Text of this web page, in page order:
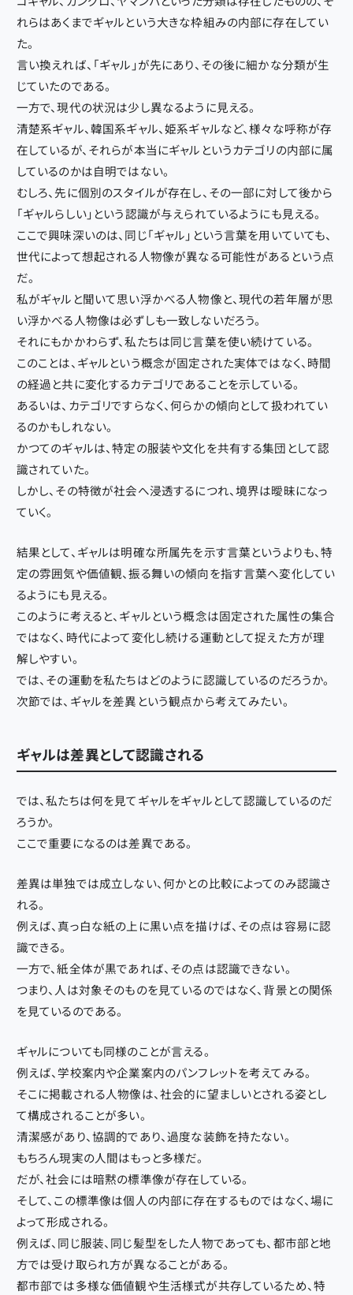
れらはあくまでギャルという大きな枠組みの内部に存在してい
た。
言い換えれば、「ギャル」が先にあり、その後に細かな分類が生
じていたのである。
一方で、現代の状況は少し異なるように見える。
清楚系ギャル、韓国系ギャル、姫系ギャルなど、様々な呼称が存
在しているが、それらが本当にギャルというカテゴリの内部に属
しているのかは自明ではない。
むしろ、先に個別のスタイルが存在し、その一部に対して後から
「ギャルらしい」という認識が与えられているようにも見える。
ここで興味深いのは、同じ「ギャル」という言葉を用いていても、
世代によって想起される人物像が異なる可能性があるという点
だ。
私がギャルと聞いて思い浮かべる人物像と、現代の若年層が思
い浮かべる人物像は必ずしも一致しないだろう。
それにもかかわらず、私たちは同じ言葉を使い続けている。
このことは、ギャルという概念が固定された実体ではなく、時間
の経過と共に変化するカテゴリであることを示している。
あるいは、カテゴリですらなく、何らかの傾向として扱われてい
るのかもしれない。
かつてのギャルは、特定の服装や文化を共有する集団として認
識されていた。
しかし、その特徴が社会へ浸透するにつれ、境界は曖昧になっ
ていく。
結果として、ギャルは明確な所属先を示す言葉というよりも、特
定の雰囲気や価値観、振る舞いの傾向を指す言葉へ変化してい
るようにも見える。
このように考えると、ギャルという概念は固定された属性の集合
ではなく、時代によって変化し続ける運動として捉えた方が理
解しやすい。
では、その運動を私たちはどのように認識しているのだろうか。
次節では、ギャルを差異という観点から考えてみたい。
ギャルは差異として認識される
では、私たちは何を見てギャルをギャルとして認識しているのだ
ろうか。
ここで重要になるのは差異である。
差異は単独では成立しない、何かとの比較によってのみ認識さ
れる。
例えば、真っ白な紙の上に黒い点を描けば、その点は容易に認
識できる。
一方で、紙全体が黒であれば、その点は認識できない。
つまり、人は対象そのものを見ているのではなく、背景との関係
を見ているのである。
ギャルについても同様のことが言える。
例えば、学校案内や企業案内のパンフレットを考えてみる。
そこに掲載される人物像は、社会的に望ましいとされる姿とし
て構成されることが多い。
清潔感があり、協調的であり、過度な装飾を持たない。
もちろん現実の人間はもっと多様だ。
だが、社会には暗黙の標準像が存在している。
そして、この標準像は個人の内部に存在するものではなく、場に
よって形成される。
例えば、同じ服装、同じ髪型をした人物であっても、都市部と地
方では受け取られ方が異なることがある。
都市部では多様な価値観や生活様式が共存しているため、特